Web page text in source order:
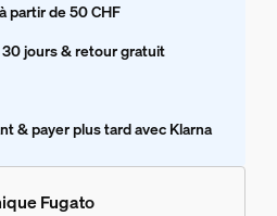
partir de 50 CHF
jours & retour gratuit
& payer plus tard avec Klarna
Fugato